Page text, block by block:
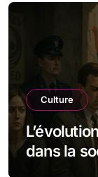
Culture
dans la